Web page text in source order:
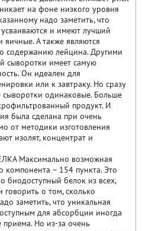
на фоне низкого уровня
надо заметить, что
и имеют лучший
А также являются
содержанию лейцина. Другими
сыворотки имеет самую
Он идеален для
или к завтраку. Но сразу
сыворотки одинаковые. Больше
продукт. И
была сделана при очень
от методики изготовления
изолят, концентрат и
Максимально возможная
компонента – 154 пункта. Это
биодоступный белок из всех,
говорить о том, сколько
заметить, что уникальная
для абсорбции иногда
Но из-за очень